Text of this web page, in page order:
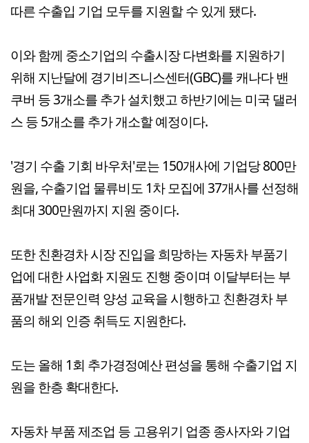
따른 수출입 기업 모두를 지원할 수 있게 됐다.
이와 함께 중소기업의 수출시장 다변화를 지원하기
위해 지난달에 경기비즈니스센터(GBC)를 캐나다 밴
쿠버 등 3개소를 추가 설치했고 하반기에는 미국 댈러
스 등 5개소를 추가 개소할 예정이다.
'경기 수출 기회 바우처'로는 150개사에 기업당 800만
원을, 수출기업 물류비도 1차 모집에 37개사를 선정해
최대 300만원까지 지원 중이다.
또한 친환경차 시장 진입을 희망하는 자동차 부품기
업에 대한 사업화 지원도 진행 중이며 이달부터는 부
품개발 전문인력 양성 교육을 시행하고 친환경차 부
품의 해외 인증 취득도 지원한다.
도는 올해 1회 추가경정예산 편성을 통해 수출기업 지
원을 한층 확대한다.
자동차 부품 제조업 등 고용위기 업종 종사자와 기업